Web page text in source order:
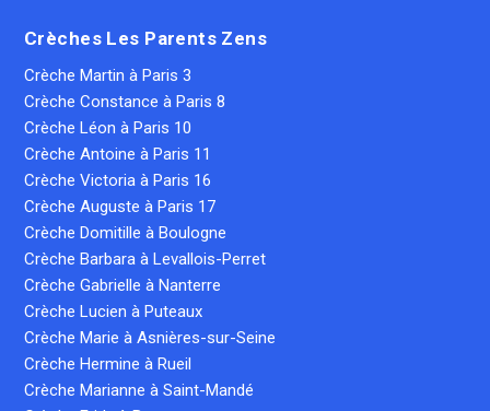
Crèches Les Parents Zens
Crèche Martin à Paris 3
Crèche Constance à Paris 8
Crèche Léon à Paris 10
Crèche Antoine à Paris 11
Crèche Victoria à Paris 16
Crèche Auguste à Paris 17
Crèche Domitille à Boulogne
Crèche Barbara à Levallois-Perret
Crèche Gabrielle à Nanterre
Crèche Lucien à Puteaux
Crèche Marie à Asnières-sur-Seine
Crèche Hermine à Rueil
Crèche Marianne à Saint-Mandé